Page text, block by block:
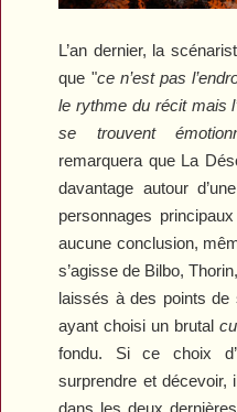
L’an dernier, la
que "ce n’est pas
le rythme du récit mais
se trouvent
remarquera que La
davantage autour
personnages
aucune conclusion,
s’agisse de Bilbo,
laissés à des points de
ayant choisi un brutal
fondu. Si ce choix
surprendre et décevoir,
dans les deux